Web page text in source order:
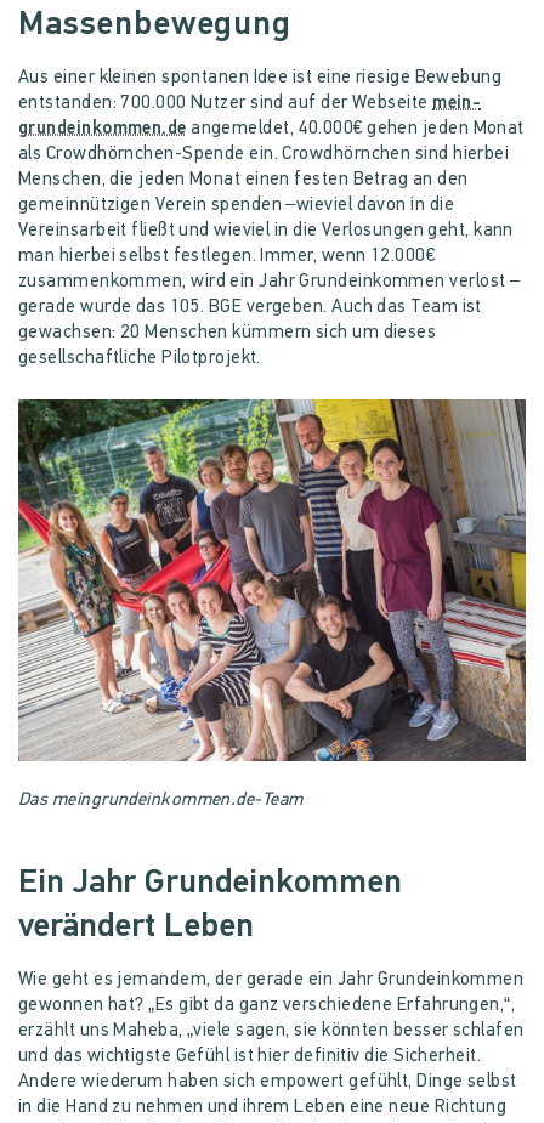
Massenbewegung
Aus einer kleinen spontanen Idee ist eine riesige Bewebung
entstanden: 700.000 Nutzer sind auf der Webseite mein-
grundeinkommen.de angemeldet, 40.000€ gehen jeden Monat
als Crowdhörnchen-Spende ein. Crowdhörnchen sind hierbei
Menschen, die jeden Monat einen festen Betrag an den
gemeinnützigen Verein spenden –wieviel davon in die
Vereinsarbeit fließt und wieviel in die Verlosungen geht, kann
man hierbei selbst festlegen. Immer, wenn 12.000€
zusammenkommen, wird ein Jahr Grundeinkommen verlost –
gerade wurde das 105. BGE vergeben. Auch das Team ist
gewachsen: 20 Menschen kümmern sich um dieses
gesellschaftliche Pilotprojekt.
Das meingrundeinkommen.de-Team
Ein Jahr Grundeinkommen
verändert Leben
Wie geht es jemandem, der gerade ein Jahr Grundeinkommen
gewonnen hat? „Es gibt da ganz verschiedene Erfahrungen,“,
erzählt uns Maheba, „viele sagen, sie könnten besser schlafen
und das wichtigste Gefühl ist hier definitiv die Sicherheit.
Andere wiederum haben sich empowert gefühlt, Dinge selbst
in die Hand zu nehmen und ihrem Leben eine neue Richtung